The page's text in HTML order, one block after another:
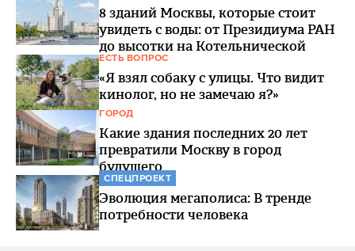
8 зданий Москвы, которые стоит
увидеть с воды: от Президиума РАН
до высотки на Котельнической
ЕСТЬ ВОПРОС
«Я взял собаку с улицы. Что видит
кинолог, но не замечаю я?»
ГОРОД
Какие здания последних 20 лет
превратили Москву в город
будущего
СПЕЦПРОЕКТ
Эволюция мегаполиса: В тренде
потребности человека